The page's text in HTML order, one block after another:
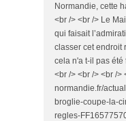
Normandie, cette
<br /> <br /> Le
qui faisait
classer cet endroit
cela n'a t-il pas
<br /> <br /> <br />
normandie.fr/
broglie-coupe-la-
regles-